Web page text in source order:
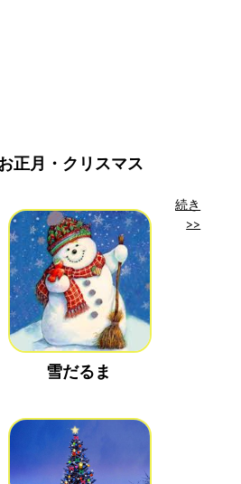
正月・クリスマス
雪だるま
続き
>>